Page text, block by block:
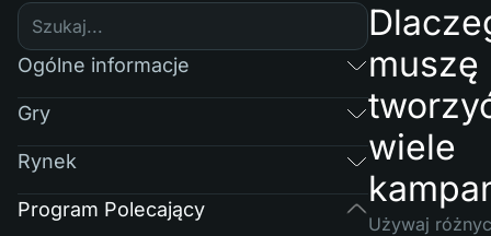
Ogólne informacje
Gry
Rynek
Program Polecający
muszę
wiele
Używaj